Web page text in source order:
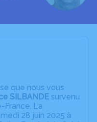
que nous vous
SILBANDE survenu
France. La
28 juin 2025 à